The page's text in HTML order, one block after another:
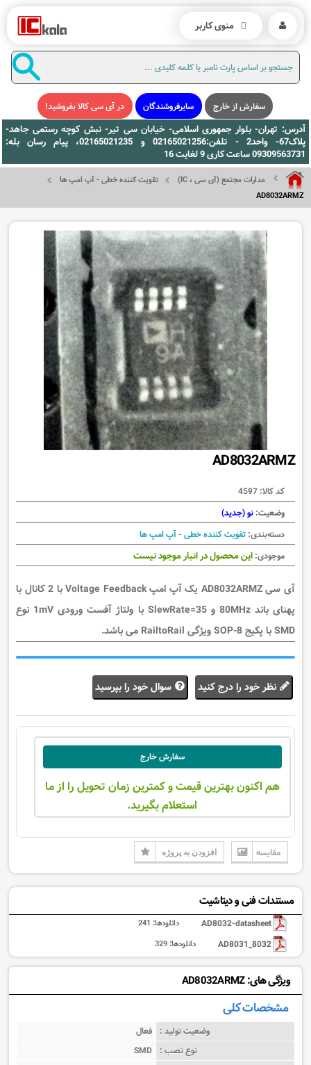
سفارش از خارج سایرفروشندگان در آی سی کالا بفروشید!
آدرس: تهران- بلوار جمهوری اسلامی- خیابان سی تیر- نبش کوچه رستمی جاهد-
پلاک67- واحد2 - تلفن:02165021256 و 02165021235، پیام رسان بله:
09309563731 ساعت کاری 9 لغایت 16
مدارات مجتمع (آی سی ، IC)
تقویت کننده خطی - آپ امپ ها
AD8032ARMZ
AD8032ARMZ
کد کالا: 4597
وضعیت: نو (جدید)
دسته‌بندی: تقویت کننده خطی - آپ امپ ها
موجودی: این محصول در انبار موجود نیست
آی سی AD8032ARMZ یک آپ امپ Voltage Feedback با 2 کانال با
پهنای باند 80MHz و SlewRate=35 با ولتاژ آفست ورودی 1mV نوع
SMD با پکیج 8-SOP ویژگی RailtoRail می باشد.
نظر خود را درج کنید سوال خود را بپرسید
سفارش خارج
هم اکنون بهترین قیمت و کمترین زمان تحویل را از ما
استعلام بگیرید.
مقایسه افزودن به پروژه
مستندات فنی و دیتاشیت
AD8032-datasheet دانلودها: 241
AD8031_8032 دانلودها: 329
ویژگی های: AD8032ARMZ
مشخصات کلی
وضعیت تولید : فعال
نوع نصب : SMD
منوی کاربر